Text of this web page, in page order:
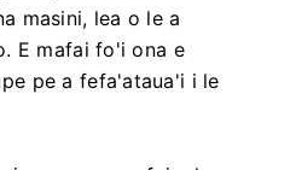
masini, lea o le a
E mafai fo'i ona e
pe a fefa'ataua'i i le